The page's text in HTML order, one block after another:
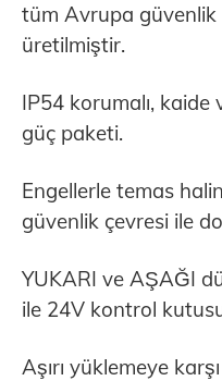
tüm Avrupa
üretilmiştir.
IP54 korumalı,
güç paketi.
Engellerle temas
güvenlik çevresi ile
YUKARI ve AŞAĞI
ile 24V kontrol
Aşırı yüklemeye